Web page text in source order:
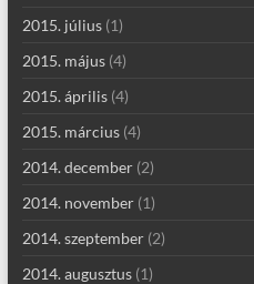
2015. július(1)
2015. május(4)
2015. április(4)
2015. március(4)
2014. december(2)
2014. november(1)
2014. szeptember(2)
2014. augusztus(1)